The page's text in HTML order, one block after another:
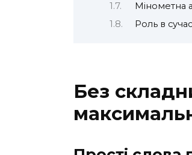
Мінометна
Роль в
Без